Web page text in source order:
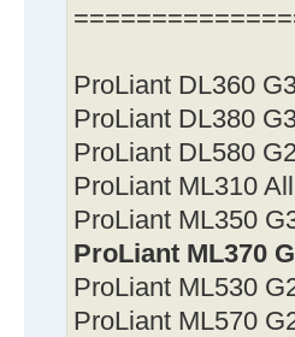
ProLiant DL360
ProLiant DL380
ProLiant DL580
ProLiant ML310
ProLiant ML350
ProLiant ML370
ProLiant ML530
ProLiant ML570